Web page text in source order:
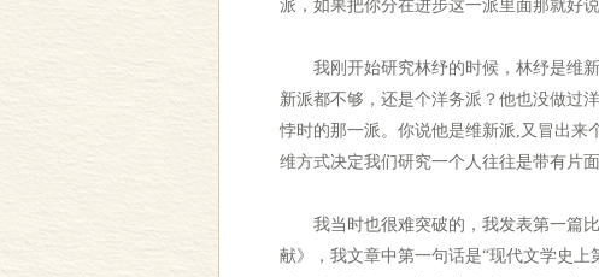
派，如果把你分在进步这一派里面那就好
我刚开始研究林纾的时候，林纾是维新
新派都不够，还是个洋务派？他也没做过
悖时的那一派。你说他是维新派,又冒出来
维方式决定我们研究一个人往往是带有片面
我当时也很难突破的，我发表第一篇比
献》，我文章中第一句话是“现代文学史